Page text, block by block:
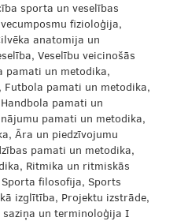
sporta un veselības
fizioloģija,
anatomija un
Veselību veicinošās
pamati un metodika,
pamati un metodika,
pamati un
pamati un metodika,
Āra un piedzīvojumu
pamati un metodika,
Ritmika un ritmiskās
filosofija, Sports
izglītība, Projektu izstrāde,
saziņa un terminoloģija I